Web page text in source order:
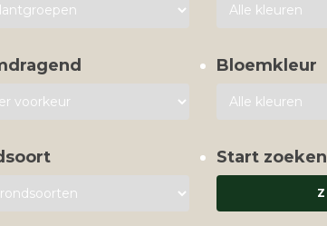
Bloemkleur
Start zoeken